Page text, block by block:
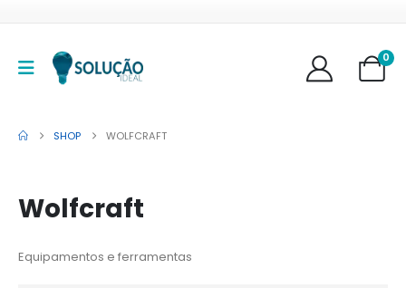
0
SHOP WOLFCRAFT
Wolfcraft
Equipamentos e ferramentas